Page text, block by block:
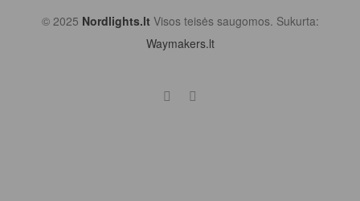
© 2025 Nordlights.lt Visos teisės saugomos. Sukurta:
Waymakers.lt